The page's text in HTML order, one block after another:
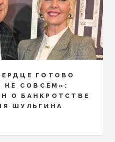
ГОТОВО
НЕ СОВСЕМ»:
О БАНКРОТСТВЕ
ШУЛЬГИНА